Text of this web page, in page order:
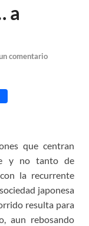
a
comentario
que centran
y no tanto de
la recurrente
japonesa
resulta para
aun rebosando